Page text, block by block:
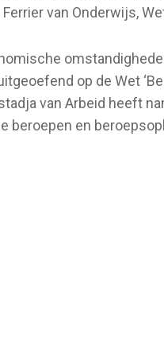
van Onderwijs,
op de Wet
van Arbeid heeft
en